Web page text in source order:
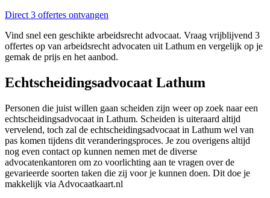
Direct 3 offertes ontvangen
Vind snel een geschikte arbeidsrecht advocaat. Vraag vrijblijvend 3
offertes op van arbeidsrecht advocaten uit Lathum en vergelijk op je
gemak de prijs en het aanbod.
Echtscheidingsadvocaat Lathum
Personen die juist willen gaan scheiden zijn weer op zoek naar een
echtscheidingsadvocaat in Lathum. Scheiden is uiteraard altijd
vervelend, toch zal de echtscheidingsadvocaat in Lathum wel van
pas komen tijdens dit veranderingsproces. Je zou overigens altijd
nog even contact op kunnen nemen met de diverse
advocatenkantoren om zo voorlichting aan te vragen over de
gevarieerde soorten taken die zij voor je kunnen doen. Dit doe je
makkelijk via Advocaatkaart.nl